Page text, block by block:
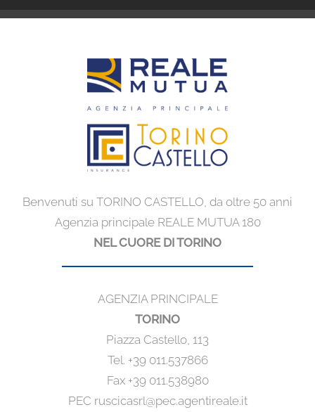
Benvenuti su TORINO CASTELLO, da oltre 50 anni
Agenzia principale REALE MUTUA 180
NEL CUORE DI TORINO
AGENZIA PRINCIPALE
TORINO
Piazza Castello, 113
Tel. +39 011.537866
Fax +39 011.538980
PEC ruscicasrl@pec.agentireale.it